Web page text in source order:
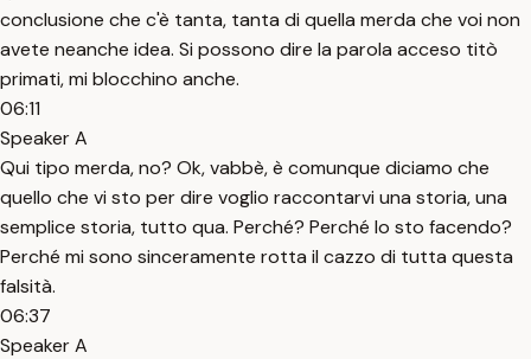
conclusione che c'è tanta, tanta di quella merda che voi non
avete neanche idea. Si possono dire la parola acceso titò
primati, mi blocchino anche.
06:11
Speaker A
Qui tipo merda, no? Ok, vabbè, è comunque diciamo che
quello che vi sto per dire voglio raccontarvi una storia, una
semplice storia, tutto qua. Perché? Perché lo sto facendo?
Perché mi sono sinceramente rotta il cazzo di tutta questa
falsità.
06:37
Speaker A